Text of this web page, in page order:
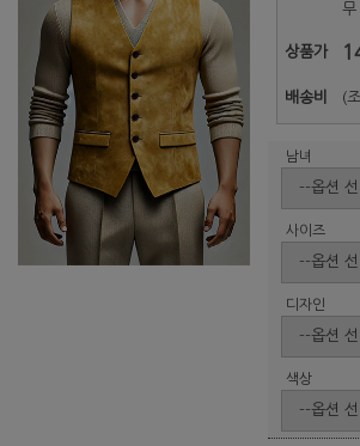
무
상품가
배송비 (
남녀
사이즈
디자인
색상